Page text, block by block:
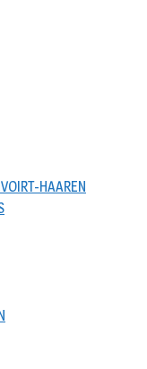
HAAREN